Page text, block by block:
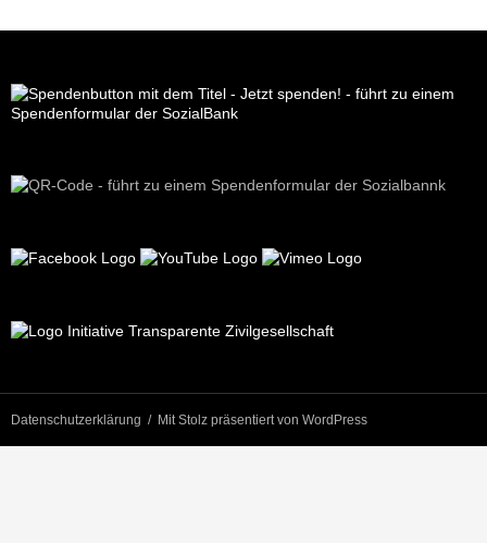
Datenschutzerklärung Mit Stolz präsentiert von WordPress